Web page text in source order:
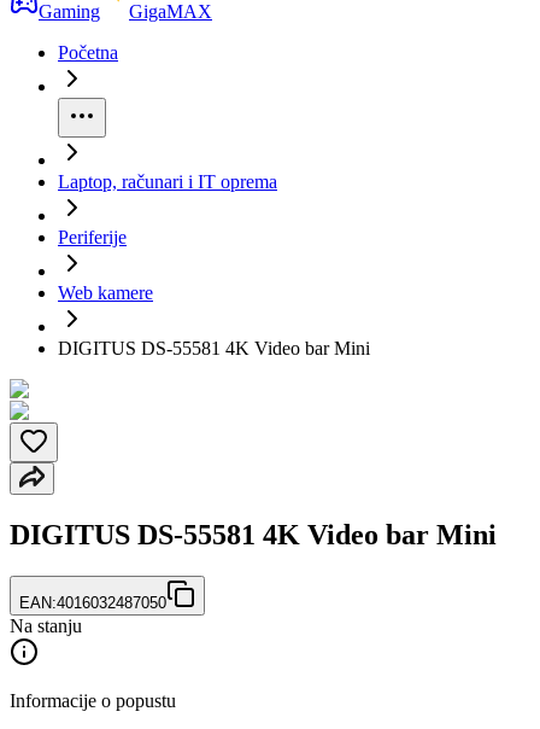
Gaming
GigaMAX
Početna
Laptop, računari i IT oprema
Periferije
Web kamere
DIGITUS DS-55581 4K Video bar Mini
DIGITUS DS-55581 4K Video bar Mini
EAN:4016032487050
Na stanju
Informacije o popustu